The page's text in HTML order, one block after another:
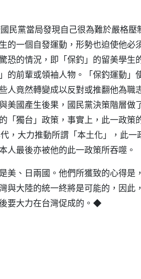
民黨當局發現自己很為難於嚴格壓
的一個自發運動，形勢也迫使他必
恐的情況，即「保釣」的留美學生
的前輩或領袖人物。「保釣運動」
人竟然轉變成以反對或推翻他為職
美國產生後果，國民黨決策階層做
獨台」政策，事實上，此一政策
，大力推動所謂「本土化」，此一
人最後亦被他的此一政策所吞噬。
美、日兩國。他們所獲致的心得是
與大陸的統一終將是可能的，因此
要大力在台灣促成的。◆